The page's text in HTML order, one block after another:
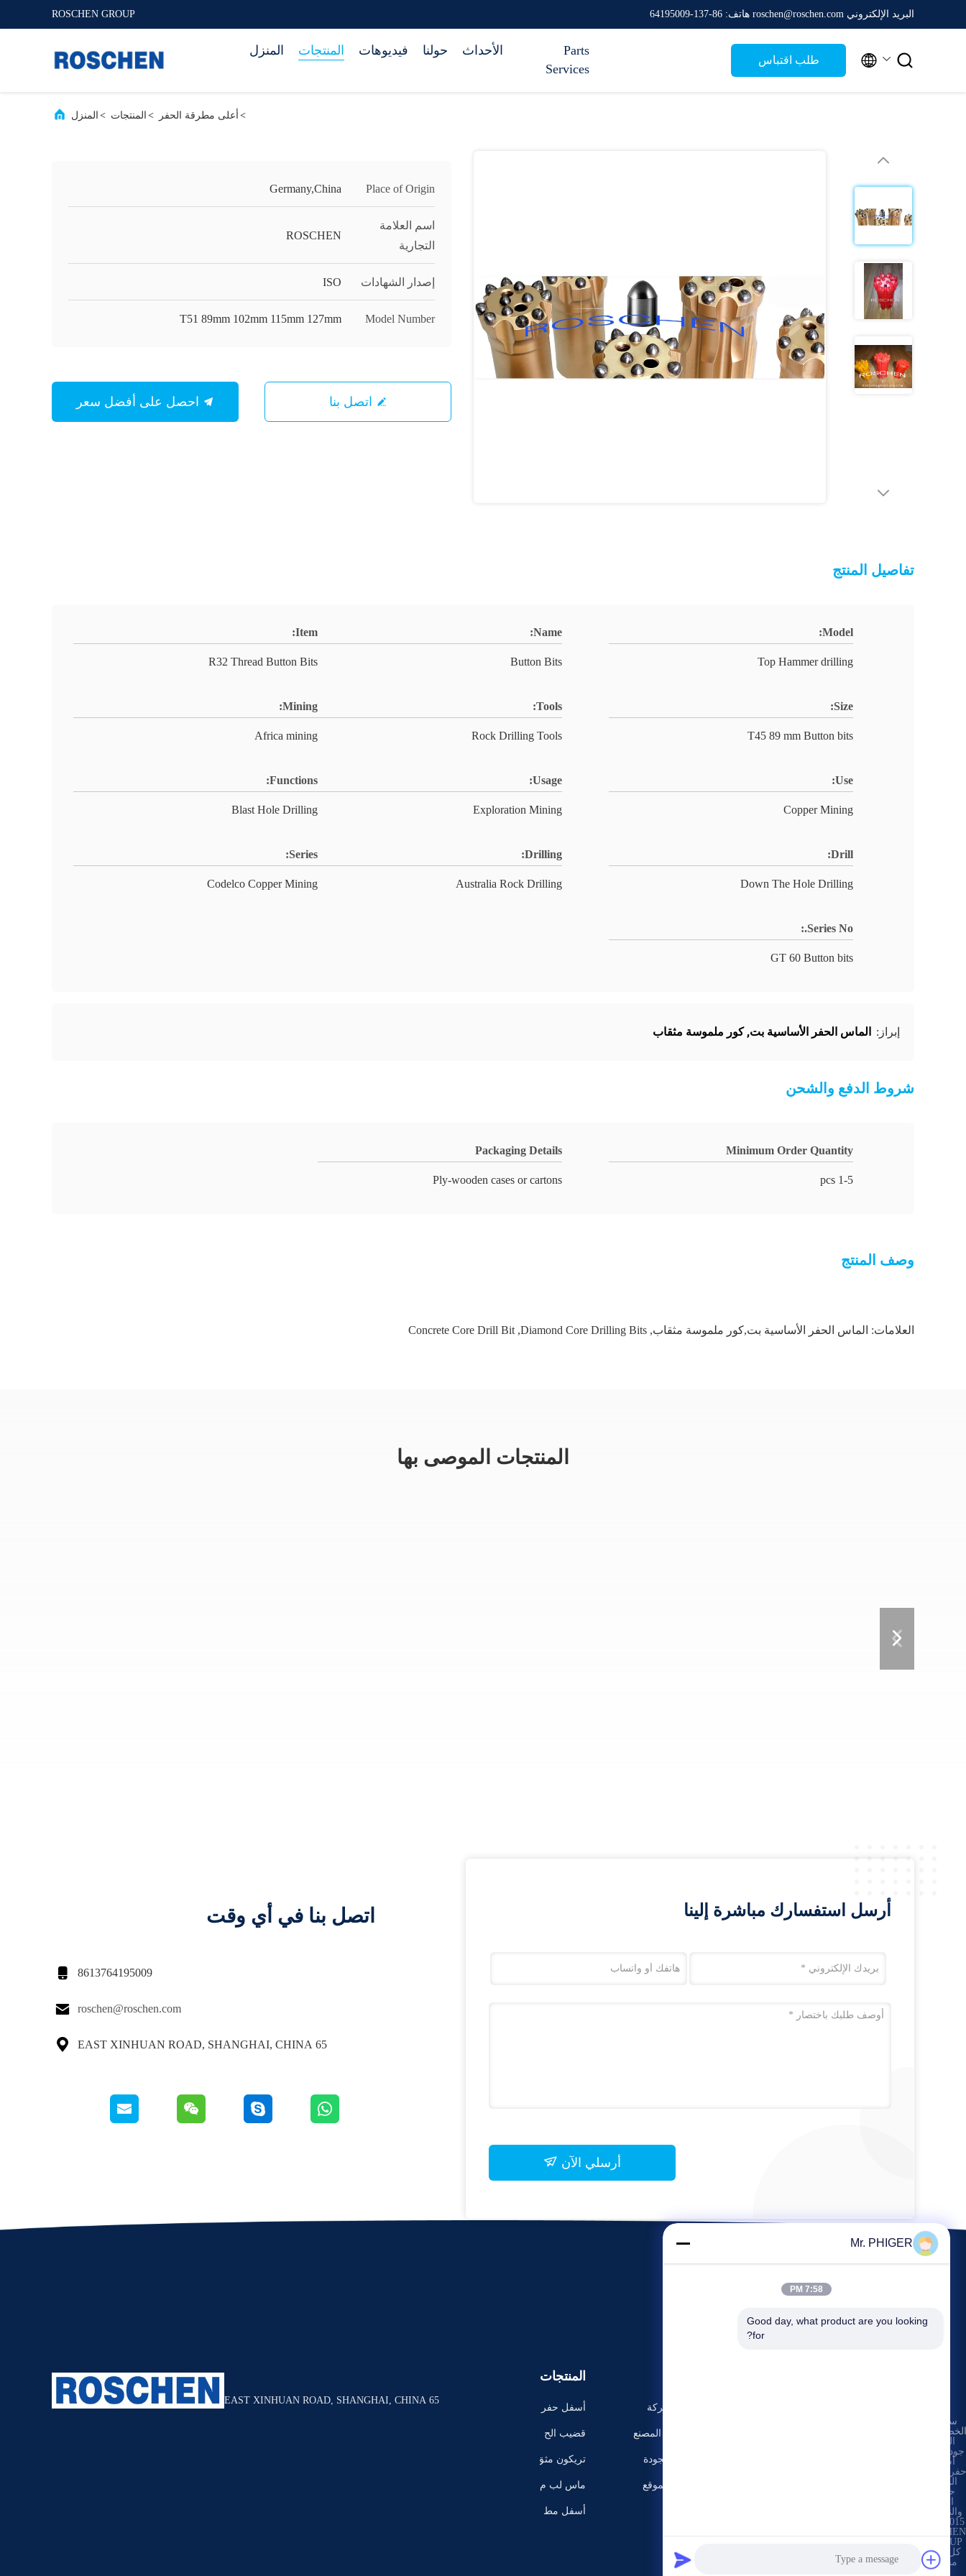
ROSCHEN GROUP البريد الإلكتروني roschen@roschen.com هاتف: 86-137-64195009
المنزل المنتجات فيديوهات حولنا الأحداث
Parts
Services
طلب اقتباس  
المنزل > المنتجات > أعلى مطرقة الحفر >
Place of Origin
Germany,China
اسم العلامة
التجارية
ROSCHEN
إصدار الشهادات ISO
Model Number
T51 89mm 102mm 115mm 127mm
تفاصيل المنتج
Model:
Top Hammer drilling
Name:
Button Bits
Item:
R32 Thread Button Bits
Size:
T45 89 mm Button bits
Tools:
Rock Drilling Tools
Mining:
Africa mining
Use:
Copper Mining
Usage:
Exploration Mining
Functions:
Blast Hole Drilling
Drill:
Down The Hole Drilling
Drilling:
Australia Rock Drilling
Series:
Codelco Copper Mining
Series No.:
GT 60 Button bits
إبراز: الماس الحفر الأساسية بت,كور ملموسة مثقاب
شروط الدفع والشحن
Minimum Order Quantity
1-5 pcs
Packaging Details
Ply-wooden cases or cartons
وصف المنتج
العلامات: الماس الحفر الأساسية بت,كور ملموسة مثقاب,
Diamond Core Drilling Bits
,
Concrete Core Drill Bit
المنتجات الموصى بها
اتصل بنا في أي وقت
 8613764195009
 roschen@roschen.com
 65 EAST XINHUAN ROAD, SHANGHAI, CHINA
أرسل استفسارك مباشرة إلينا
أرسلي الآن
65 EAST XINHUAN ROAD, SHANGHAI, CHINA
المنتجات
أسفل حفر
ة الحفر
قضيب الح
تريكون مثق
اب
ماس لب م
ثقب لقمة
أسفل مط
ملف الشركة
جولة في المصنع
مراقبة الجودة
خريطة الموقع
سياسة
الخصوصية
الصين
جودة جيدة
أسفل
حفرة الحفر
المورد.
حقوق
والنشر ©
ROSCHEN
كل الحق
محجوز
Mr. PHIGER
7:58 PM
Good day, what product are you looking
for?